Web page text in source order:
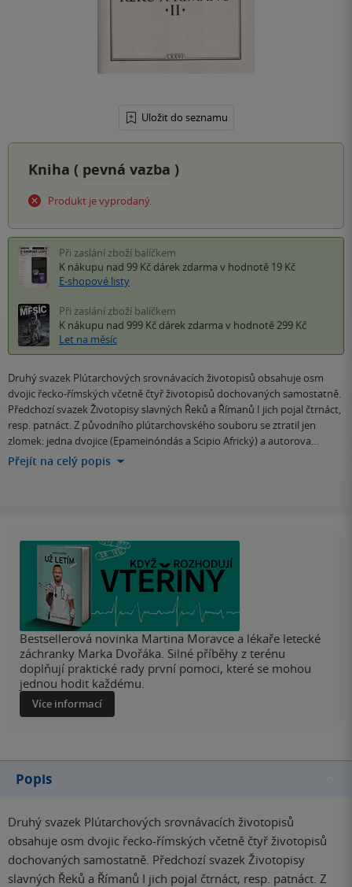
Uložit do seznamu
Kniha ( pevná vazba )
Produkt je vyprodaný.
Při zaslání zboží balíčkem
K nákupu nad 99 Kč dárek zdarma v hodnotě 19 Kč
E-shopové listy
Při zaslání zboží balíčkem
K nákupu nad 999 Kč dárek zdarma v hodnotě 299 Kč
Let na měsíc
Druhý svazek Plútarchových srovnávacích životopisů obsahuje osm
dvojic řecko-římských včetně čtyř životopisů dochovaných samostatně.
Předchozí svazek Životopisy slavných Řeků a Římanů I jich pojal čtrnáct,
resp. patnáct. Z původního plútarchovského souboru se ztratil jen
zlomek: jedna dvojice (Epameinóndás a Scipio Africký) a autorova…
Přejít na celý popis
Bestsellerová novinka Martina Moravce a lékaře letecké
záchranky Marka Dvořáka. Silné příběhy z terénu
doplňují praktické rady první pomoci, které se mohou
jednou hodit každému.
Více informací
Popis
Druhý svazek Plútarchových srovnávacích životopisů
obsahuje osm dvojic řecko-římských včetně čtyř životopisů
dochovaných samostatně. Předchozí svazek Životopisy
slavných Řeků a Římanů I jich pojal čtrnáct, resp. patnáct. Z